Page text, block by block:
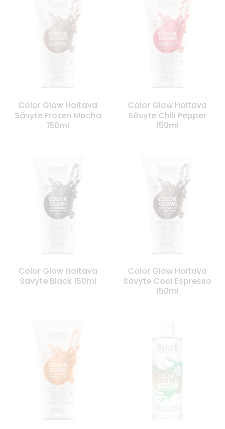
Color Glow Hoitava
Sävyte Frozen Mocha
150ml
Color Glow Hoitava
Sävyte Chili Pepper
150ml
Color Glow Hoitava
Sävyte Black 150ml
Color Glow Hoitava
Sävyte Cool Espresso
150ml